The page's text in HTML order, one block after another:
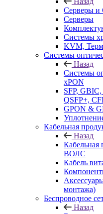
Серверы
Серверы
Системы
KVM,
Системы
Назад
Системы
xPON
SFP,
QSFP+,
GPON &
Кабельная
Назад
ВОЛС
Кабель
монтажа)
Беспроводное
Назад